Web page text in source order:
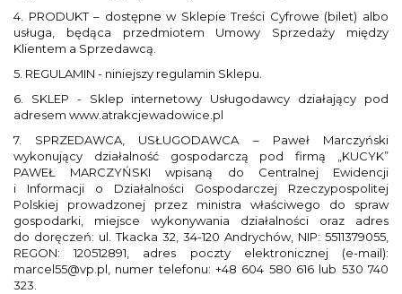
4. PRODUKT – dostępne w Sklepie Treści Cyfrowe (bilet) albo
usługa, będąca przedmiotem Umowy Sprzedaży między
Klientem a Sprzedawcą.
5. REGULAMIN - niniejszy regulamin Sklepu.
6. SKLEP - Sklep internetowy Usługodawcy działający pod
adresem www.atrakcjewadowice.pl
7. SPRZEDAWCA, USŁUGODAWCA – Paweł Marczyński
wykonujący działalność gospodarczą pod firmą „KUCYK”
PAWEŁ MARCZYŃSKI wpisaną do Centralnej Ewidencji
i Informacji o Działalności Gospodarczej Rzeczypospolitej
Polskiej prowadzonej przez ministra właściwego do spraw
gospodarki, miejsce wykonywania działalności oraz adres
do doręczeń: ul. Tkacka 32, 34-120 Andrychów, NIP: 5511379055,
REGON: 120512891, adres poczty elektronicznej (e-mail):
marcel55@vp.pl, numer telefonu: +48 604 580 616 lub 530 740
323.